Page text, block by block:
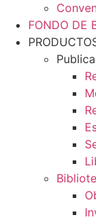
FONDO DE